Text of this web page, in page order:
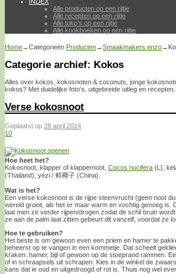
Alle producten op een rijtje
Alle recepten op een rijtje
Alle toko’s op een rijtje
Alle kookboeken op een rijtje
Home→Categorieën Producten→Smaakmakers enzo→
Categorie archief: Kokos
Alles over kokos, kokosnoten & coconuts, jonge
kokos? Met duidelijke foto’s, uitgebreide uitleg en recepten.
Verse kokosnoot
Geplaatst op 28 april 2014
10
Hoe heet het?
Kokosnoot, klapper of klappernoot, Cocos nucifera (L),
(Thailand), yé​zi​ / 鲜椰子 (China).
Wat is het?
Een verse kokosnoot is de rijpe steenvrucht (geen noot
wereld groeit, als het er maar warm en vochtig genoeg
laat men ze verder rijpen/drogen zodat de schil bruin
ze aan de palm laat zitten gebeurt dit vanzelf, voordat ze
Hoe te gebruiken?
Het beste is om gewoon even een priem en hamer te
beheerst op te vangen in een kommetje. Dat scheelt
kraken: hamer, bijl of gewoon op de stoeprand rammen.
of in schraapsels uit schrapen. Kies in de winkel de
kans dat ie oud en uitgedroogd of rot is. Thuis nog wel